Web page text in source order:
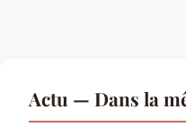
Actu — Dans la